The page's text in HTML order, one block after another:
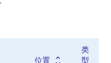
位置
类
型